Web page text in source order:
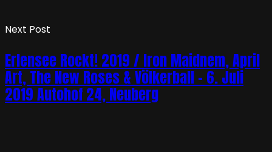
Next Post
Erlensee Rockt! 2019 / Iron Maidnem, April
Art, The New Roses & Völkerball – 6. Juli
2019 Autohof 24, Neuberg